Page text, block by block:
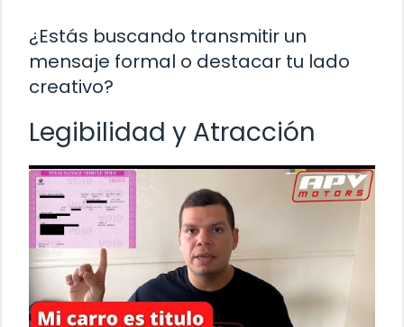
¿Estás buscando transmitir un
mensaje formal o destacar tu lado
creativo?
Legibilidad y Atracción